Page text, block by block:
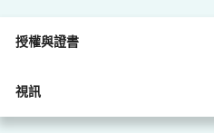
授權與證書
視訊